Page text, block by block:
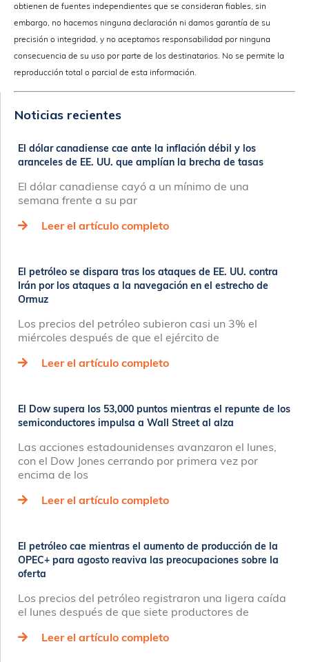
obtienen de fuentes independientes que se consideran fiables, sin
embargo, no hacemos ninguna declaración ni damos garantía de su
precisión o integridad, y no aceptamos responsabilidad por ninguna
consecuencia de su uso por parte de los destinatarios. No se permite la
reproducción total o parcial de esta información.
Noticias recientes
El dólar canadiense cae ante la inflación débil y los
aranceles de EE. UU. que amplían la brecha de tasas
El dólar canadiense cayó a un mínimo de una
semana frente a su par
Leer el artículo completo
El petróleo se dispara tras los ataques de EE. UU. contra
Irán por los ataques a la navegación en el estrecho de
Ormuz
Los precios del petróleo subieron casi un 3% el
miércoles después de que el ejército de
Leer el artículo completo
El Dow supera los 53,000 puntos mientras el repunte de los
semiconductores impulsa a Wall Street al alza
Las acciones estadounidenses avanzaron el lunes,
con el Dow Jones cerrando por primera vez por
encima de los
Leer el artículo completo
El petróleo cae mientras el aumento de producción de la
OPEC+ para agosto reaviva las preocupaciones sobre la
oferta
Los precios del petróleo registraron una ligera caída
el lunes después de que siete productores de
Leer el artículo completo